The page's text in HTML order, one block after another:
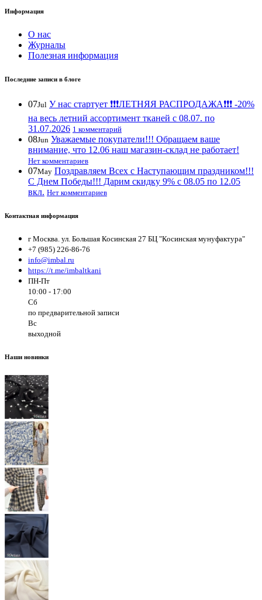
Информация
О нас
Журналы
Полезная информация
Последние записи в блоге
07Jul У нас стартует ❗️❗️❗️ЛЕТНЯЯ РАСПРОДАЖА❗️❗️❗️ -20%
на весь летний ассортимент тканей с 08.07. по
31.07.2026 1 комментарий
08Jun Уважаемые покупатели!!! Обращаем ваше
внимание, что 12.06 наш магазин-склад не работает!
Нет комментариев
07May Поздравляем Всех с Наступающим праздником!!!
С Днем Победы!!! Дарим скидку 9% с 08.05 по 12.05
вкл. Нет комментариев
Контактная информация
г Москва. ул. Большая Косинская 27 БЦ "Косинская мунуфактура"
+7 (985) 226-86-76
info@imbal.ru
https://t.me/imbaltkani
ПН-Пт
10:00 - 17:00
Сб
по предварительной записи
Вс
выходной
Наши новинки